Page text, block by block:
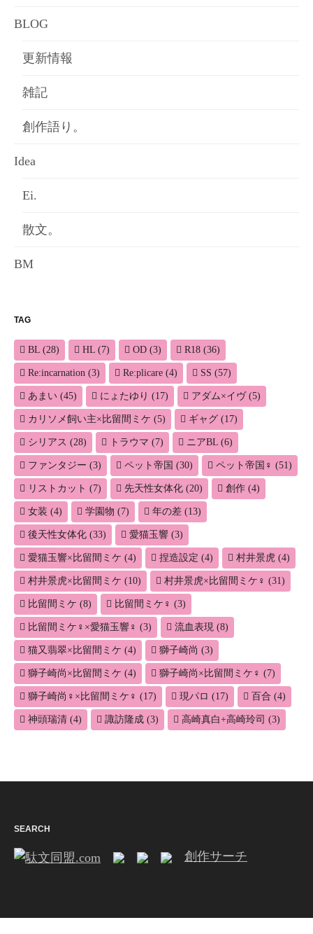
BLOG
更新情報
雑記
創作語り。
Idea
Ei.
散文。
BM
TAG
BL (28) HL (7) OD (3) R18 (36)
Re:incarnation (3) Re:plicare (4) SS (57)
あまい (45) にょたゆり (17) アダム×イヴ(5)
カリソメ飼い主×比留間ミケ (5) ギャグ (17)
シリアス (28) トラウマ (7) ニアBL (6)
ファンタジー (3) ペット帝国 (30) ペット帝国♀ (51)
リストカット (7) 先天性女体化 (20) 創作 (4)
女装 (4) 学園物 (7) 年の差 (13)
後天性女体化 (33) 愛猫玉響 (3)
愛猫玉響×比留間ミケ (4) 捏造設定 (4) 村井景虎 (4)
村井景虎×比留間ミケ (10) 村井景虎×比留間ミケ♀ (31)
比留間ミケ (8) 比留間ミケ♀ (3)
比留間ミケ♀×愛猫玉響♀ (3) 流血表現 (8)
猫又翡翠×比留間ミケ (4) 獅子崎尚 (3)
獅子崎尚×比留間ミケ (4) 獅子崎尚×比留間ミケ♀ (7)
獅子崎尚♀×比留間ミケ♀ (17) 現パロ (17) 百合 (4)
神頭瑞清 (4) 諏訪隆成 (3) 高崎真白+高崎玲司 (3)
SEARCH
創作サーチ